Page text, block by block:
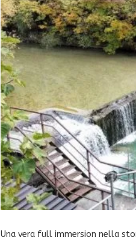
Una vera full immersion nella